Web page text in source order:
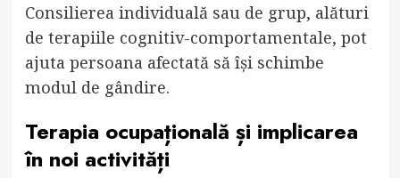
Consilierea individuală sau de grup, alături
de terapiile cognitiv-comportamentale, pot
ajuta persoana afectată să își schimbe
modul de gândire.
Terapia ocupațională și implicarea
în noi activități